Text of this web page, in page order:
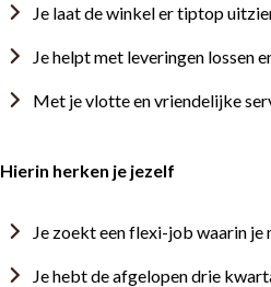
Je laat de winkel er tiptop
Je helpt met leveringen lossen
Met je vlotte en vriendelijke
Hierin herken je jezelf
Je zoekt een flexi-job waarin je
Je hebt de afgelopen drie